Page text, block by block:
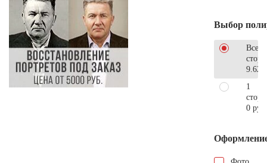
Выбор
Все
1
0 руб.